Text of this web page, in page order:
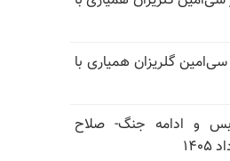
گلریزان همیاری با
و ادامه جنگ- صلاح